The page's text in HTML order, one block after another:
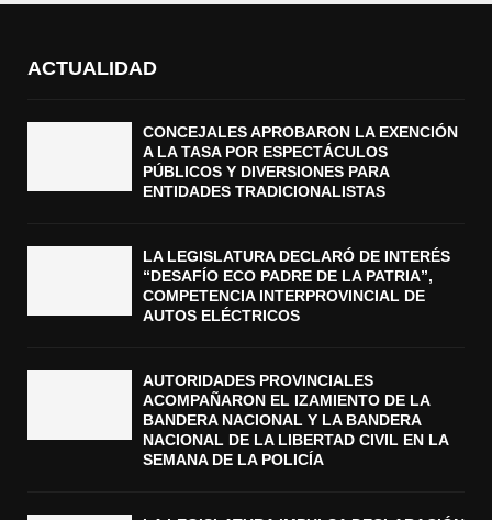
ACTUALIDAD
CONCEJALES APROBARON LA EXENCIÓN
A LA TASA POR ESPECTÁCULOS
PÚBLICOS Y DIVERSIONES PARA
ENTIDADES TRADICIONALISTAS
LA LEGISLATURA DECLARÓ DE INTERÉS
“DESAFÍO ECO PADRE DE LA PATRIA”,
COMPETENCIA INTERPROVINCIAL DE
AUTOS ELÉCTRICOS
AUTORIDADES PROVINCIALES
ACOMPAÑARON EL IZAMIENTO DE LA
BANDERA NACIONAL Y LA BANDERA
NACIONAL DE LA LIBERTAD CIVIL EN LA
SEMANA DE LA POLICÍA